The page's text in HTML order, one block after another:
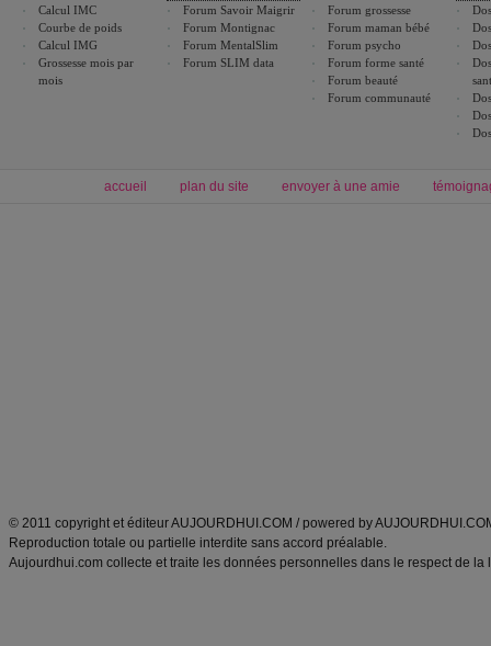
Calcul IMC
Courbe de poids
Calcul IMG
Grossesse mois par
mois
Forum Savoir Maigrir
Forum Montignac
Forum MentalSlim
Forum SLIM data
Forum grossesse
Forum maman bébé
Forum psycho
Forum forme santé
Forum beauté
Forum communauté
accueil plan du site envoyer à une amie
© 2011 copyright et éditeur AUJOURDHUI.COM / powered by
Reproduction totale ou partielle interdite sans accord préalable.
Aujourdhui.com collecte et traite les données personnelles dans le respect de